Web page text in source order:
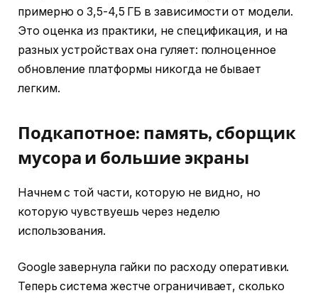
примерно о 3,5-4,5 ГБ в зависимости от модели.
Это оценка из практики, не спецификация, и на
разных устройствах она гуляет: полноценное
обновление платформы никогда не бывает
легким.
Подкапотное: память, сборщик
мусора и большие экраны
Начнем с той части, которую не видно, но
которую чувствуешь через неделю
использования.
Google завернула гайки по расходу оперативки.
Теперь система жестче ограничивает, сколько